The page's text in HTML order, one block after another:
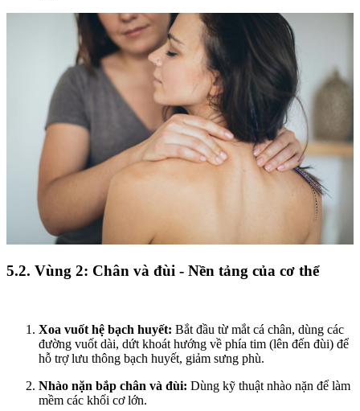
5.2. Vùng 2: Chân và đùi - Nền tảng của cơ thể
Xoa vuốt hệ bạch huyết: Bắt đầu từ mắt cá chân, dùng các
đường vuốt dài, dứt khoát hướng về phía tim (lên đến đùi) để
hỗ trợ lưu thông bạch huyết, giảm sưng phù.
Nhào nặn bắp chân và đùi: Dùng kỹ thuật nhào nặn để làm
mềm các khối cơ lớn.